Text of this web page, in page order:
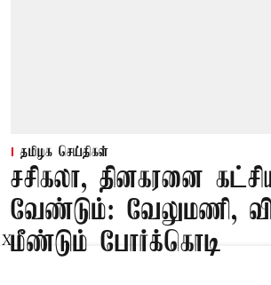
தமிழக செய்திகள்
சசிகலா, தினகரனை
வேண்டும்: வேலுமணி,
மீண்டும் போர்க்கொடி
X